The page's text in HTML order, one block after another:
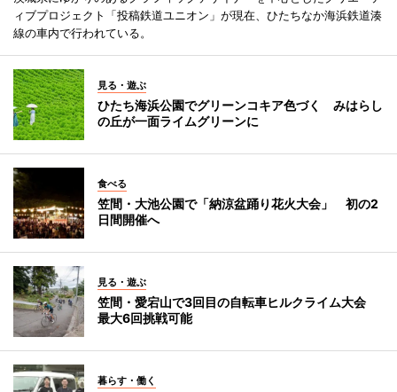
ィブプロジェクト「投稿鉄道ユニオン」が現在、ひたちなか海浜鉄道湊
線の車内で行われている。
見る・遊ぶ
ひたち海浜公園でグリーンコキア色づく みはらし
の丘が一面ライムグリーンに
食べる
笠間・大池公園で「納涼盆踊り花火大会」 初の2
日間開催へ
見る・遊ぶ
笠間・愛宕山で3回目の自転車ヒルクライム大会
最大6回挑戦可能
暮らす・働く